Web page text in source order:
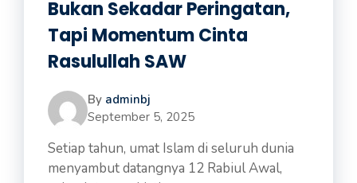
Bukan Sekadar Peringatan,
Tapi Momentum Cinta
Rasulullah SAW
By adminbj
September 5, 2025
Setiap tahun, umat Islam di seluruh dunia
menyambut datangnya 12 Rabiul Awal,